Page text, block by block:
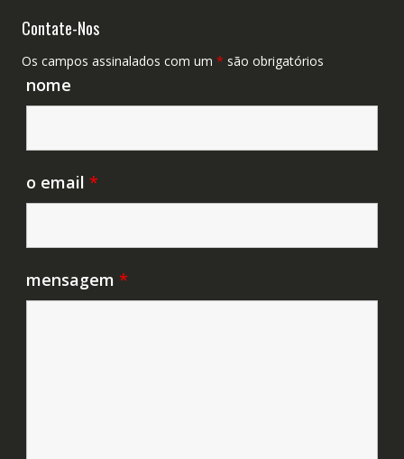
Contate-Nos
Os campos assinalados com um * são obrigatórios
nome
o email *
mensagem *